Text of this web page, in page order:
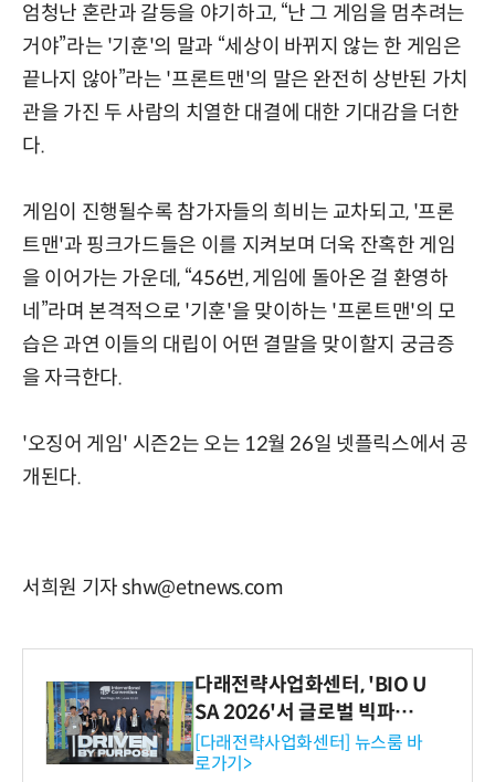
엄청난 혼란과 갈등을 야기하고, “난 그 게임을 멈추려는
거야”라는 '기훈'의 말과 “세상이 바뀌지 않는 한 게임은
끝나지 않아”라는 '프론트맨'의 말은 완전히 상반된 가치
관을 가진 두 사람의 치열한 대결에 대한 기대감을 더한
다.
게임이 진행될수록 참가자들의 희비는 교차되고, '프론
트맨'과 핑크가드들은 이를 지켜보며 더욱 잔혹한 게임
을 이어가는 가운데, “456번, 게임에 돌아온 걸 환영하
네”라며 본격적으로 '기훈'을 맞이하는 '프론트맨'의 모
습은 과연 이들의 대립이 어떤 결말을 맞이할지 궁금증
을 자극한다.
'오징어 게임' 시즌2는 오는 12월 26일 넷플릭스에서 공
개된다.
서희원 기자 shw@etnews.com
다래전략사업화센터, 'BIO U
SA 2026'서 글로벌 빅파마
와의 비즈니스 미팅 지원…K
-바이오 해외 진출 교두보 확
[다래전략사업화센터] 뉴스룸 바
로가기>